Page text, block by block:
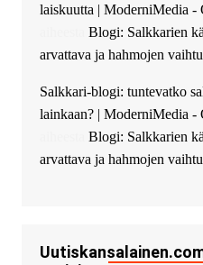
successfully installed Simple
Ajax Chat.
laiskuutta | ModerniMedia -
Blogi: Salkkarien
arvattava ja hahmojen
Salkkari-blogi: tuntevatko
lainkaan? | ModerniMedia -
Blogi: Salkkarien
arvattava ja hahmojen